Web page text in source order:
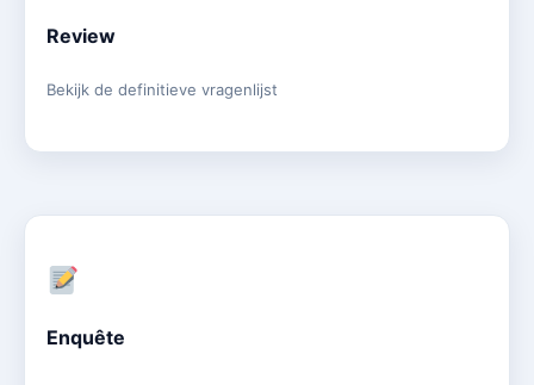
Review
Bekijk de definitieve vragenlijst
Enquête